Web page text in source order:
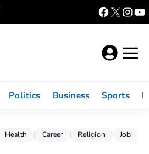
Politics Business Sports
Health Career Religion Job